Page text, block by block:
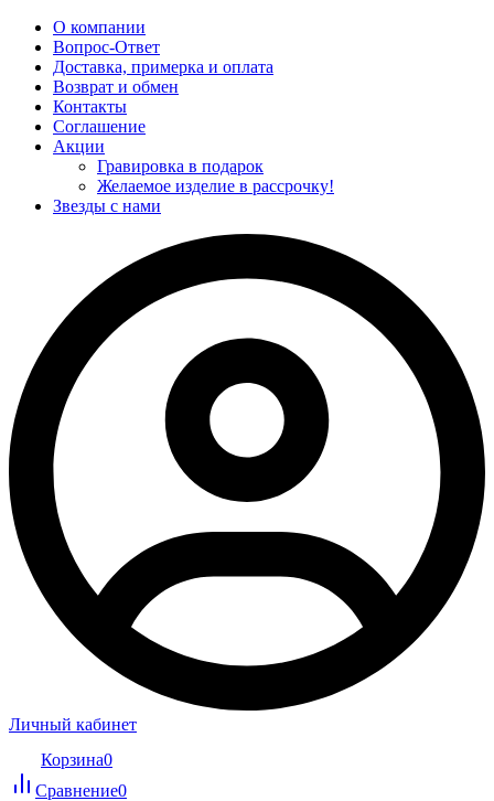
О компании
Вопрос-Ответ
Доставка, примерка и оплата
Возврат и обмен
Контакты
Соглашение
Акции
Гравировка в подарок
Желаемое изделие в рассрочку!
Звезды с нами
Личный кабинет
Корзина0
Сравнение0